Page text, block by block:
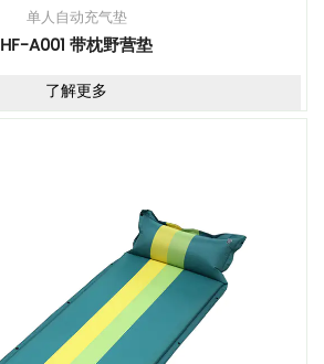
单人自动充气垫
HF-A001 带枕野营垫
了解更多